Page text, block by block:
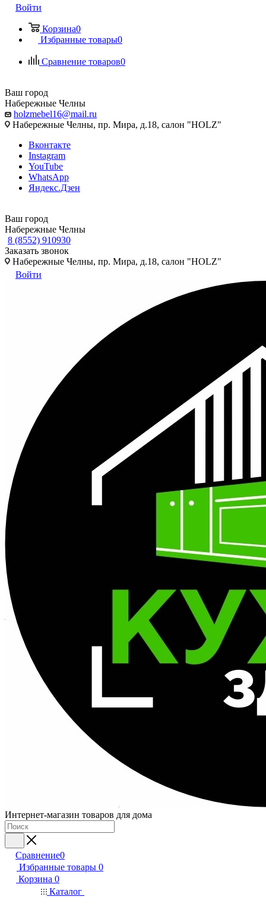
Войти
Корзина0
Избранные товары0
Сравнение товаров0
Ваш город
Набережные Челны
holzmebel16@mail.ru
Набережные Челны, пр. Мира, д.18, салон "HOLZ"
Вконтакте
Instagram
YouTube
WhatsApp
Яндекс.Дзен
Ваш город
Набережные Челны
8 (8552) 910930
Заказать звонок
Набережные Челны, пр. Мира, д.18, салон "HOLZ"
Войти
Интернет-магазин товаров для дома
Сравнение0
Избранные товары 0
Корзина 0
Каталог